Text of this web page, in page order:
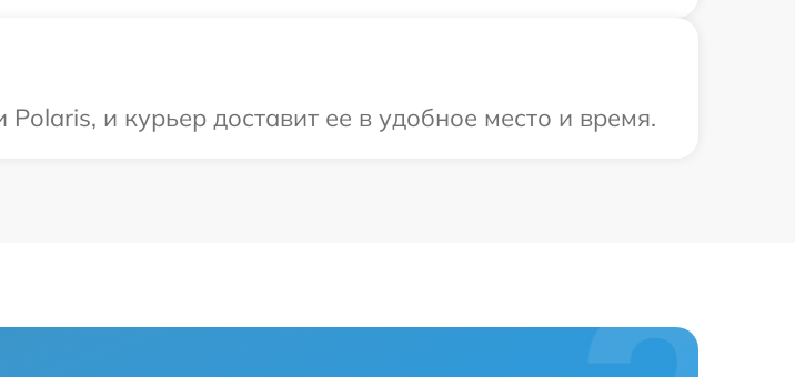
и курьер доставит ее в удобное место и время.